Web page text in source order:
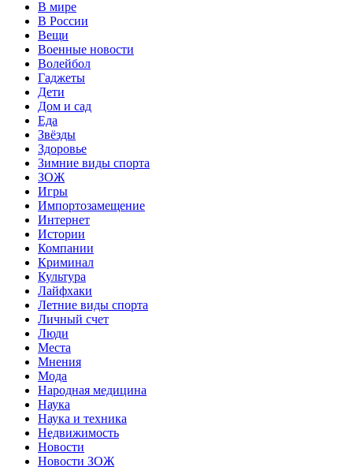
В мире
В России
Вещи
Военные новости
Волейбол
Гаджеты
Дети
Дом и сад
Еда
Звёзды
Здоровье
Зимние виды спорта
ЗОЖ
Игры
Импортозамещение
Интернет
Истории
Компании
Криминал
Культура
Лайфхаки
Летние виды спорта
Личный счет
Люди
Места
Мнения
Мода
Народная медицина
Наука
Наука и техника
Недвижимость
Новости
Новости ЗОЖ